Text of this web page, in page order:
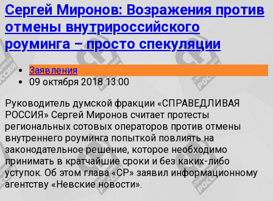
Сергей Миронов: Возражения против
отмены внутрироссийского
роуминга – просто спекуляции
Заявления
09 октября 2018 13:00
Руководитель думской фракции «СПРАВЕДЛИВАЯ
РОССИЯ» Сергей Миронов считает протесты
региональных сотовых операторов против отмены
внутреннего роуминга попыткой повлиять на
законодательное решение, которое необходимо
принимать в кратчайшие сроки и без каких-либо
уступок. Об этом глава «СР» заявил информационному
агентству «Невские новости».